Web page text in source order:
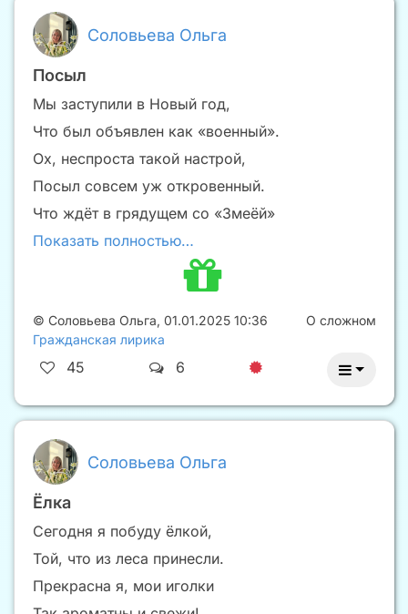
Соловьева Ольга
Посыл
Мы заступили в Новый год,
Что был объявлен как «военный».
Ох, неспроста такой настрой,
Посыл совсем уж откровенный.
Что ждёт в грядущем со «Змеёй»
Показать полностью…
© Соловьева Ольга, 01.01.2025 10:36
Гражданская лирика
О сложном
45 6
Соловьева Ольга
Ёлка
Сегодня я побуду ёлкой,
Той, что из леса принесли.
Прекрасна я, мои иголки